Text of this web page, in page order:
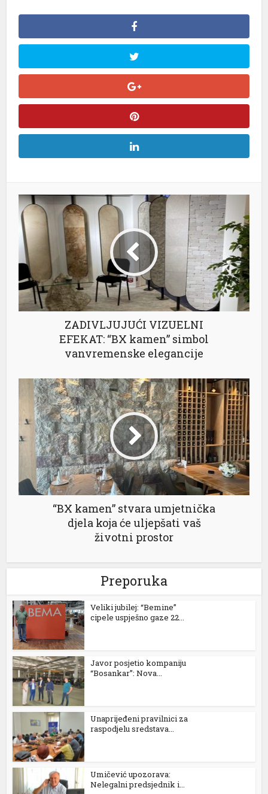
ZADIVLJUJUĆI VIZUELNI
EFEKAT: “BX kamen” simbol
vanvremenske elegancije
“BX kamen” stvara umjetnička
djela koja će uljepšati vaš
životni prostor
Preporuka
Veliki jubilej: “Bemine”
cipele uspješno gaze 22...
Javor posjetio kompaniju
“Bosankar”: Nova...
Unaprijeđeni pravilnici za
raspodjelu sredstava...
Umičević upozorava:
Nelegalni predsjednik i...